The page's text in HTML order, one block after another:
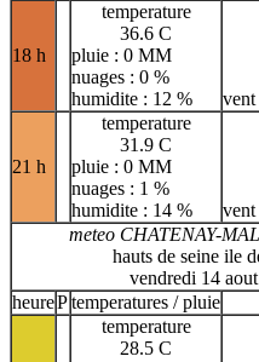
18 h
temperature
36.6 C
pluie : 0 MM
nuages : 0 %
humidite : 12 %
21 h
temperature
31.9 C
pluie : 0 MM
nuages : 1 %
humidite : 14 %
meteo CHATENAY-
hauts de seine ile
vendredi 14
heurePtemperatures / pluie
temperature
28.5 C